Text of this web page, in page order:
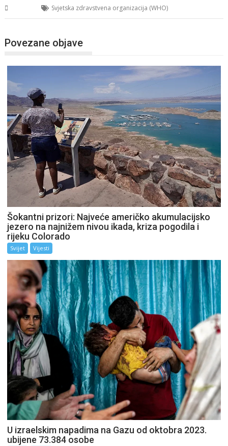
Svjetska zdravstvena organizacija (WHO)
Povezane objave
Šokantni prizori: Najveće američko akumulacijsko
jezero na najnižem nivou ikada, kriza pogodila i
rijeku Colorado
Svijet Vijesti
U izraelskim napadima na Gazu od oktobra 2023.
ubijene 73.384 osobe